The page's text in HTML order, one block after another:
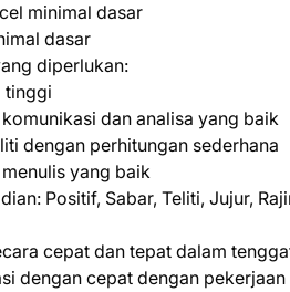
minimal dasar
dasar
diperlukan:
tinggi
dan analisa yang baik
dengan perhitungan sederhana
yang baik
Positif, Sabar, Teliti, Jujur,
cepat dan tepat dalam
dengan cepat dengan